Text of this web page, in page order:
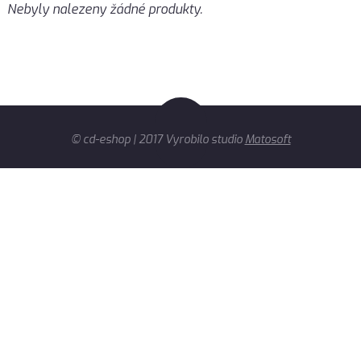
Nebyly nalezeny žádné produkty.
© cd-eshop | 2017 Vyrobilo studio Matosoft